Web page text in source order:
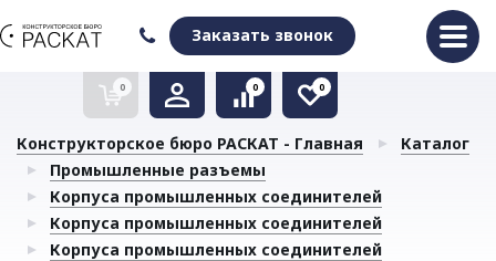
Заказать звонок
0
Очистить список сравнения
0
Очистить избранное
0
Конструкторское бюро РАСКАТ - Главная
Каталог
Промышленные разъемы
Корпуса промышленных соединителей
Корпуса промышленных соединителей
Корпуса промышленных соединителей